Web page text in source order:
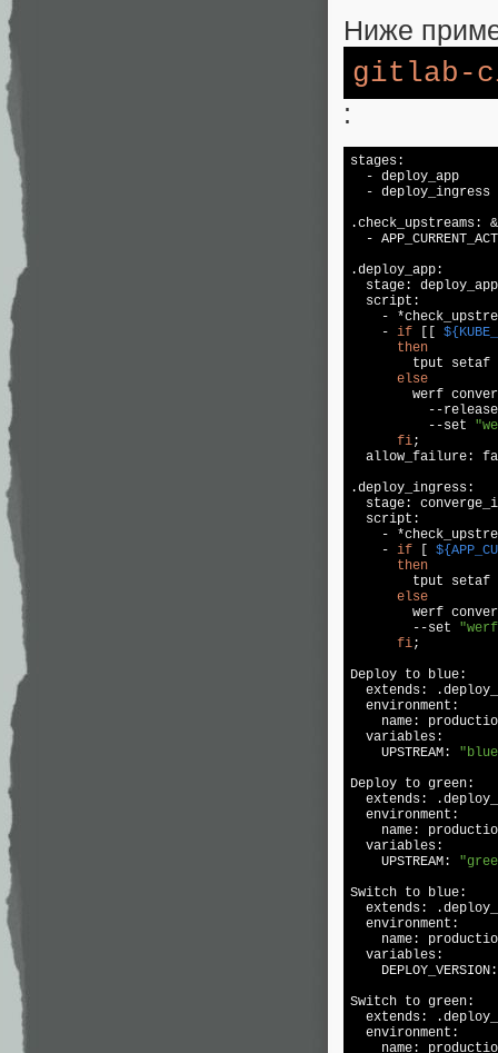
Ниже
gitlab-
:
stages:
  - deploy_app
  - deploy_ingress
.check_upstreams:
-
.deploy_app:
  stage: deploy_app
  script:
-
    -
if
then
tput
else
werf
--
          --set
fi;
  allow_failure:
.deploy_ingress:
stage:
  script:
-
    -
if
then
tput
else
werf
        --set
fi;
Deploy to blue:
extends:
  environment:
name:
  variables:
    UPSTREAM:
Deploy to green:
extends:
  environment:
name:
  variables:
    UPSTREAM:
Switch to blue:
extends:
  environment:
name:
  variables:
Switch to green:
extends:
  environment:
name: